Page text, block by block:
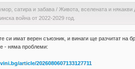
сатира и забава / Живота, вселената и някакви
война от 2022-2029 год.
си имат верен съюзник, и винаги ще разчитат на
- няма проблеми:
article/2026080607133127711